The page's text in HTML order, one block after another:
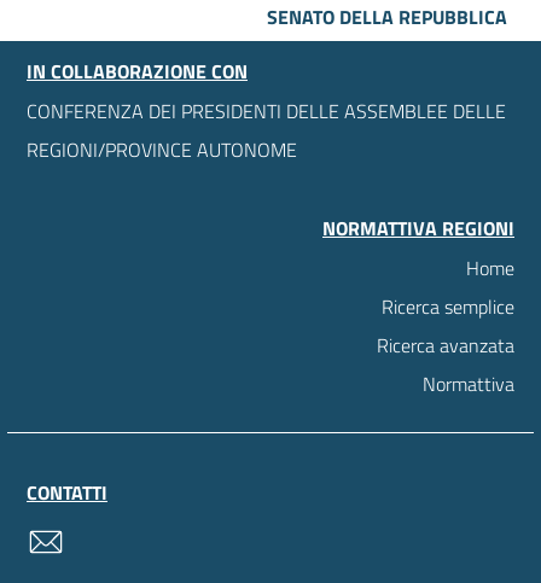
SENATO DELLA REPUBBLICA
IN COLLABORAZIONE CON
CONFERENZA DEI PRESIDENTI DELLE ASSEMBLEE DELLE
REGIONI/PROVINCE AUTONOME
NORMATTIVA REGIONI
Home
Ricerca semplice
Ricerca avanzata
Normattiva
CONTATTI